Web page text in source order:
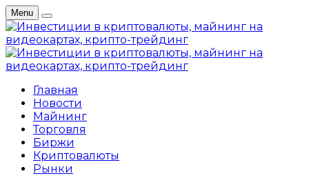
Menu
Главная
Новости
Майнинг
Торговля
Биржи
Криптовалюты
Рынки